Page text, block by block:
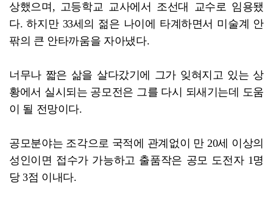
상했으며, 고등학교 교사에서 조선대 교수로 임용됐
다. 하지만 33세의 젊은 나이에 타계하면서 미술계 안
팎의 큰 안타까움을 자아냈다.
너무나 짧은 삶을 살다갔기에 그가 잊혀지고 있는 상
황에서 실시되는 공모전은 그를 다시 되새기는데 도움
이 될 전망이다.
공모분야는 조각으로 국적에 관계없이 만 20세 이상의
성인이면 접수가 가능하고 출품작은 공모 도전자 1명
당 3점 이내다.